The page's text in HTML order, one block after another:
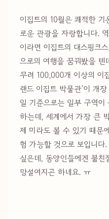
이집트의 10월은 쾌적한
로운 관광을 자랑합니다.
이라면 이집트의 대스핑크
으로의 여행을 꿈꿔봤을
무려 100,000개 이상의 이
랜드 이집트 박물관’이 개
일 기준으로는 일부 구역
하는데, 세계에서 가장 큰
제 미라도 볼 수 있기 때문
험 가능할 것으로 보입니
싶은데, 동양인들에겐 불
망설여지곤 하네요. ㅠ